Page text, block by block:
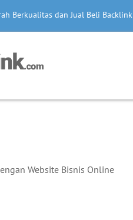
Berkualitas dan Jual Beli Backlink